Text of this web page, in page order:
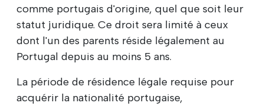
comme portugais d'origine, quel que soit leur
statut juridique. Ce droit sera limité à ceux
dont l'un des parents réside légalement au
Portugal depuis au moins 5 ans.
La période de résidence légale requise pour
acquérir la nationalité portugaise,